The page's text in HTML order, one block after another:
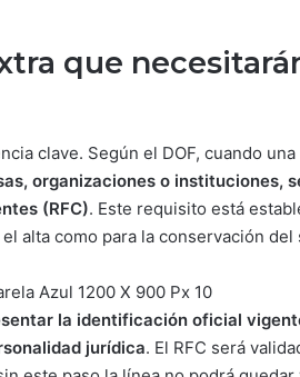
que
clave. Según el DOF, cuando
organizaciones o instituciones,
(RFC). Este requisito está
alta como para la conservación del
la identificación oficial
jurídica. El RFC será